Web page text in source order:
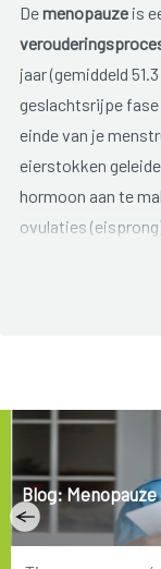
Demenopauze is
jaar (gemiddeld
geslachtsrijpe
einde van je
eierstokken
hormoon aan te
ovulaties
stopt de
Het tijdstip van je
bepaald. De kans
rond dezelfde
belangrijke factor
van de menstruatie
Blog: